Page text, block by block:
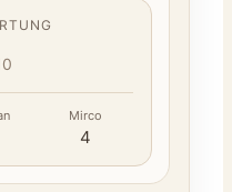
Mirco
4